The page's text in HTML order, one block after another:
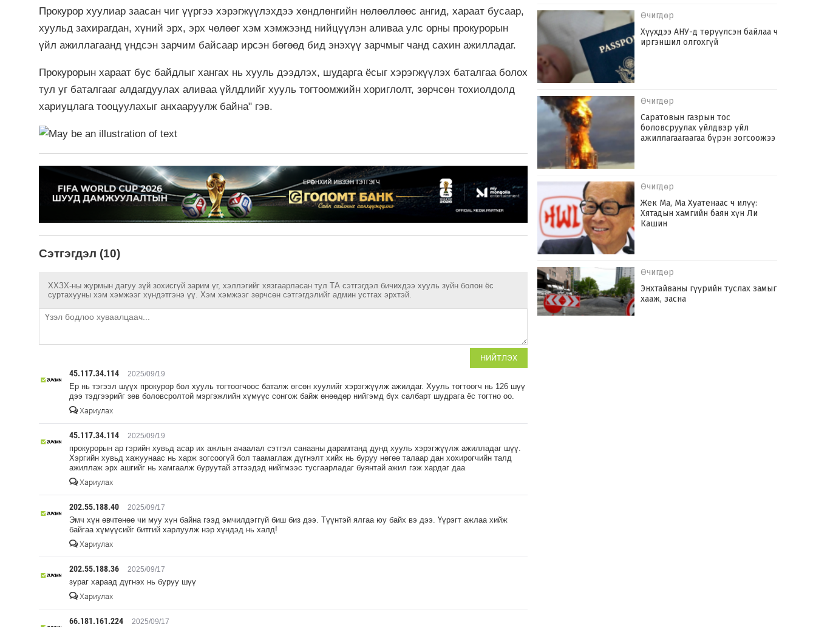
Прокурор хуулиар заасан чиг үүргээ хэрэгжүүлэхдээ хөндлөнгийн нөлөөллөөс ангид, хараат бусаар,
хуульд захирагдан, хүний эрх, эрх чөлөөг хэм хэмжээнд нийцүүлэн аливаа улс орны прокурорын
үйл ажиллагаанд үндсэн зарчим байсаар ирсэн бөгөөд бид энэхүү зарчмыг чанд сахин ажилладаг.
Прокурорын хараат бус байдлыг хангах нь хууль дээдлэх, шударга ёсыг хэрэгжүүлэх баталгаа болох
тул уг баталгааг алдагдуулах аливаа үйлдлийг хууль тогтоомжийн хориглолт, зөрчсөн тохиолдолд
хариуцлага тооцуулахыг анхааруулж байна" гэв.
Сэтгэгдэл (10)
ХХЗХ-ны журмын дагуу зүй зохисгүй зарим үг, хэллэгийг хязгаарласан тул ТА сэтгэгдэл бичихдээ хууль зүйн болон ёс
суртахууны хэм хэмжээг хүндэтгэнэ үү. Хэм хэмжээг зөрчсөн сэтгэгдэлийг админ устгах эрхтэй.
НИЙТЛЭХ
45.117.34.114 2025/09/19
Ер нь тэгээл шүүх прокурор бол хууль тогтоогчоос баталж өгсөн хуулийг хэрэгжүүлж ажилдаг. Хууль тогтоогч нь 126 шүү
дээ тэдгээрийг зөв боловсролтой мэргэжлийн хүмүүс сонгож байж өнөөдөр нийгэмд бүх салбарт шудрага ёс тогтно оо.
Хариулах
45.117.34.114 2025/09/19
прокурорын ар гэрийн хувьд асар их ажлын ачаалал сэтгэл санааны дарамтанд дунд хууль хэрэгжүүлж ажилладаг шүү.
Хэргийн хувьд хажуунаас нь харж зогсоогүй бол таамаглаж дүгнэлт хийх нь буруу нөгөө талаар дан хохирогчийн талд
ажиллаж эрх ашгийг нь хамгаалж буруутай этгээдэд нийгмээс тусгаарладаг буянтай ажил гэж хардаг даа
Хариулах
202.55.188.40 2025/09/17
Эмч хүн өвчтөнөө чи муу хүн байна гээд эмчилдэггүй биш биз дээ. Түүнтэй ялгаа юу байх вэ дээ. Үүрэгт ажлаа хийж
байгаа хүмүүсийг битгий харлуулж нэр хүндэд нь халд!
Хариулах
202.55.188.36 2025/09/17
зураг хараад дүгнэх нь буруу шүү
Хариулах
66.181.161.224 2025/09/17
Өчигдөр
Хүүхдээ АНУ-д төрүүлсэн байлаа ч
иргэншил олгохгүй
Өчигдөр
Саратовын газрын тос
боловсруулах үйлдвэр үйл
ажиллагаагаагаа бүрэн зогсоожээ
Өчигдөр
Жек Ма, Ма Хуатенаас ч илүү:
Хятадын хамгийн баян хүн Ли
Кашин
Өчигдөр
Энхтайваны гүүрийн туслах замыг
хааж, засна